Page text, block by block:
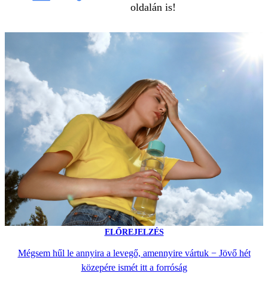
oldalán is!
ELŐREJELZÉS
Mégsem hűl le annyira a levegő, amennyire vártuk − Jövő hét
közepére ismét itt a forróság